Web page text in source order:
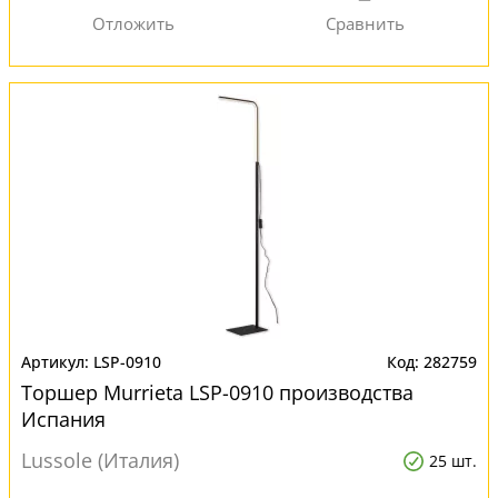
LSP-0910 282759
Торшер Murrieta LSP-0910 производства
Испания
Lussole (Италия)
25 шт.